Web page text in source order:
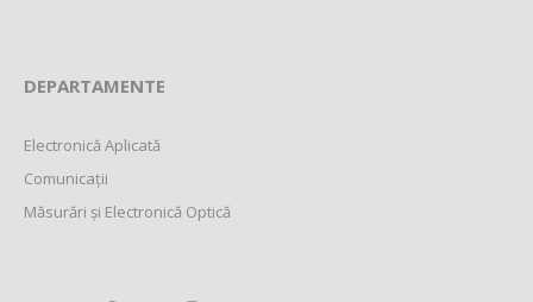
DEPARTAMENTE
Electronică Aplicată
Comunicații
Măsurări și Electronică Optică